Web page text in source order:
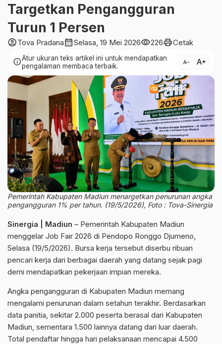
Targetkan Pengangguran
Turun 1 Persen
account_circleTova Pradanacalendar_monthSelasa, 19 Mei 2026visibility226printCetak
infoAtur ukuran teks artikel ini untuk mendapatkan
pengalaman membaca terbaik.
text_decrease text_increase
Pemerintah Kabupaten Madiun menargetkan penurunan angka
pengangguran 1% per tahun. (19/5/2026), Foto : Tova-Sinergia
Sinergia | Madiun – Pemerintah Kabupaten Madiun
menggelar Job Fair 2026 di Pendopo Ronggo Djumeno,
Selasa (19/5/2026). Bursa kerja tersebut diserbu ribuan
pencari kerja dari berbagai daerah yang datang sejak pagi
demi mendapatkan pekerjaan impian mereka.
Angka pengangguran di Kabupaten Madiun memang
mengalami penurunan dalam setahun terakhir. Berdasarkan
data panitia, sekitar 2.000 peserta berasal dari Kabupaten
Madiun, sementara 1.500 lainnya datang dari luar daerah.
Total pendaftar hingga hari pelaksanaan mencapai 4.500